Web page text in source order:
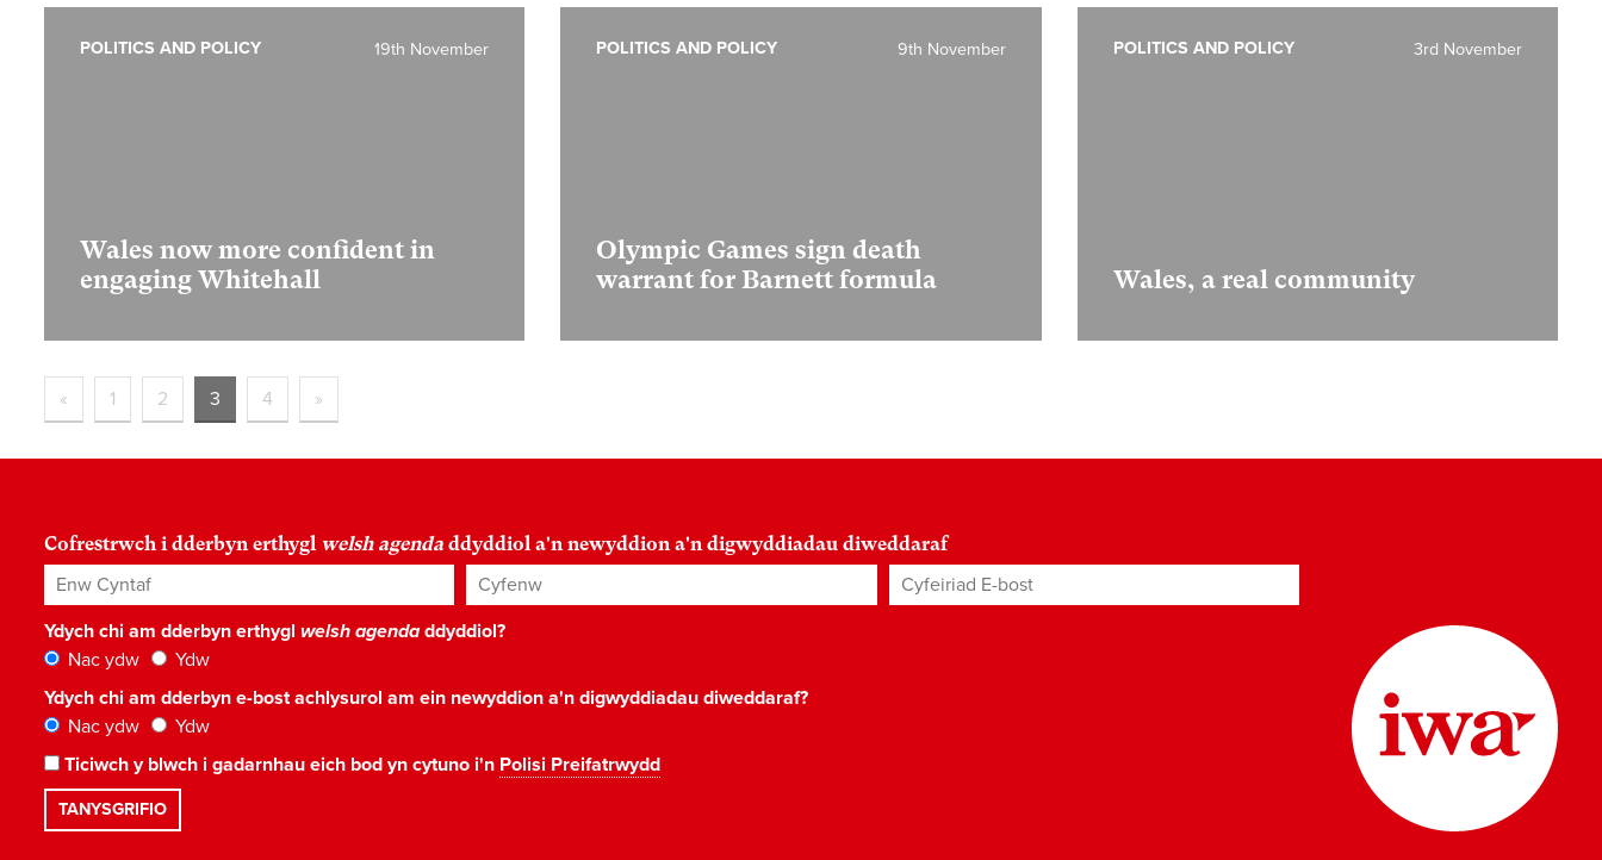
Wales now more confident in
engaging Whitehall
19th November
POLITICS AND POLICY
Olympic Games sign death
warrant for Barnett formula
9th November
POLITICS AND POLICY
Wales, a real community
3rd November
POLITICS AND POLICY
« 1 2 3 4 »
Cofrestrwch i dderbyn erthygl welsh agenda ddyddiol a'n newyddion a'n digwyddiadau diweddaraf
Enw Cyntaf Cyfenw Cyfeiriad E-bost*
Ydych chi am dderbyn erthygl welsh agendaddyddiol?
Nac ydw
Ydw
Ydych chi am dderbyn e-bost achlysurol am ein newyddion a'n digwyddiadau diweddaraf?
Nac ydw
Ydw
Ticiwch y blwch i gadarnhau eich bod yn cytuno i'n Polisi Preifatrwydd